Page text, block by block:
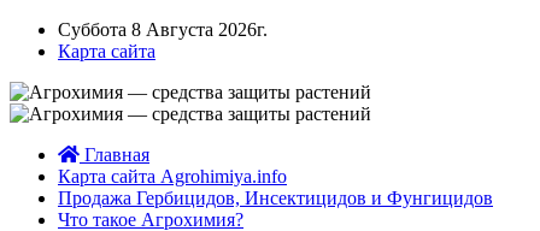
Суббота 8 Августа 2026г.
Карта сайта
Главная
Карта сайта Agrohimiya.info
Продажа Гербицидов, Инсектицидов и Фунгицидов
Что такое Агрохимия?